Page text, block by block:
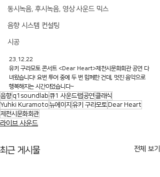
동시녹음, 후시녹음, 영상 사운드 믹스
음향 시스템 컨설팅
시공
23.12.22
유키 구라모토 콘서트 <Dear Heart>제천시문화회관 공연 다
녀왔습니다! 요번 투어 중에 두 번 함께한 건데, 멋진 음악으로
행복해지는 시간이었습니다~
음향 q1soundlab 큐1 사운드랩공연 클래식
Yuhki Kuramoto 뉴에이지 유키 구라모토 Dear Heart
제천시문화회관
라이브 사운드
최근 게시물 전체 보기